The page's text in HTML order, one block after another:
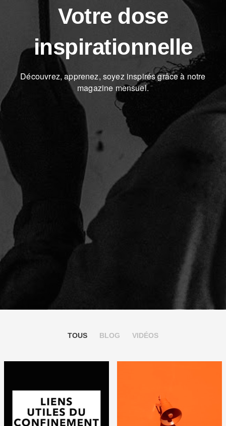
Votre dose
inspirationnelle
Découvrez, apprenez, soyez inspirés grâce à notre
magazine mensuel.
TOUS BLOG VIDÉOS